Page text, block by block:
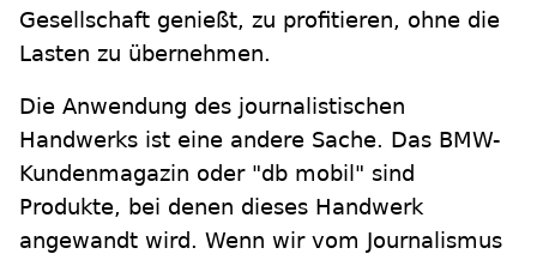
Gesellschaft genießt, zu profitieren, ohne die
Lasten zu übernehmen.
Die Anwendung des journalistischen
Handwerks ist eine andere Sache. Das BMW-
Kundenmagazin oder "db mobil" sind
Produkte, bei denen dieses Handwerk
angewandt wird. Wenn wir vom Journalismus